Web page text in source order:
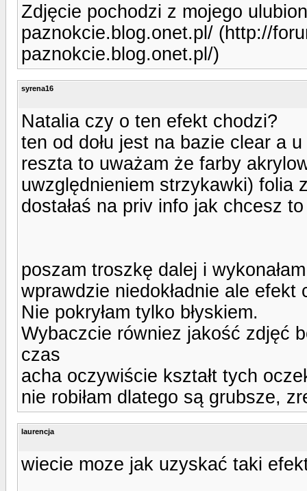
Zdjęcie pochodzi z mojego
paznokcie.blog.onet.pl/ (http://
paznokcie.blog.onet.pl/)
syrena16
Natalia czy o ten efekt chodzi?
ten od dołu jest na bazie clear a
reszta to uważam że farby
uwzględnieniem strzykawki) folia
dostałaś na priv info jak chcesz
poszam troszkę dalej i
wprawdzie niedokładnie ale efekt
Nie pokryłam tylko błyskiem.
Wybaczcie równiez jakość zdjęć
czas
acha oczywiście kształt tych
nie robiłam dlatego są grubsze,
laurencja
wiecie moze jak uzyskać taki